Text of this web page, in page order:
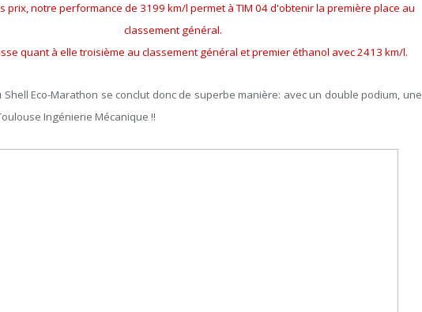
prix, notre performance de 3199 km/l permet à TIM 04 d'obtenir la première place au
classement général.
quant à elle troisième au classement général et premier éthanol avec 2413 km/l.
Shell Eco-Marathon se conclut donc de superbe manière: avec un double podium, une
Ingénierie Mécanique !!